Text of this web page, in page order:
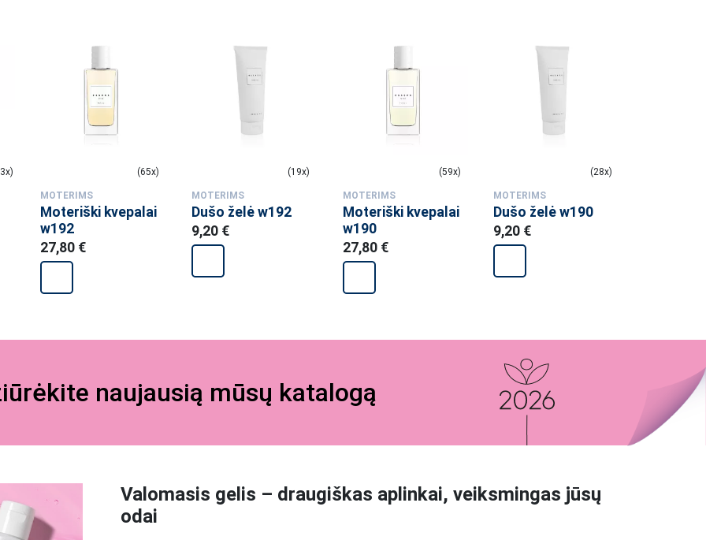
(65x)
MOTERIMS
Moteriški kvepalai
w192
27,80 €
(19x)
MOTERIMS
Dušo želė w192
9,20 €
(59x)
MOTERIMS
Moteriški kvepalai
w190
27,80 €
(28x)
MOTERIMS
Dušo želė w190
9,20 €
naujausią mūsų katalogą
Valomasis gelis – draugiškas aplinkai, veiksmingas jūsų
odai